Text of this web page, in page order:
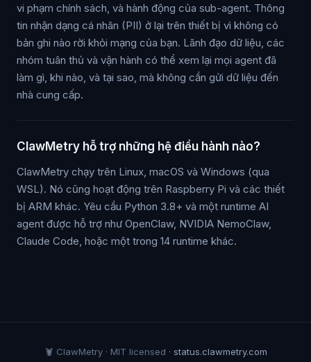
vi phạm chính sách, và hành động của sub-agent. Thông
tin nhận dạng cá nhân (PII) ở lại trên thiết bị vì không có
bản ghi nào rời khỏi mạng của bạn. Lãnh đạo dữ liệu, các
nhóm tuân thủ và vận hành có thể xem lại mọi agent đã
làm gì, khi nào, và tại sao, mà không cần gửi dữ liệu đến
nhà cung cấp.
ClawMetry hỗ trợ những hệ điều hành nào?
ClawMetry chạy trên Linux, macOS và Windows (qua
WSL). Nó cũng hoạt động trên Raspberry Pi và các thiết
bị ARM khác. Yêu cầu Python 3.8+ và một runtime AI
agent được hỗ trợ như OpenClaw, NVIDIA NemoClaw,
Claude Code, hoặc một trong 14 runtime khác.
🦞 ClawMetry · MIT licensed · status.clawmetry.com